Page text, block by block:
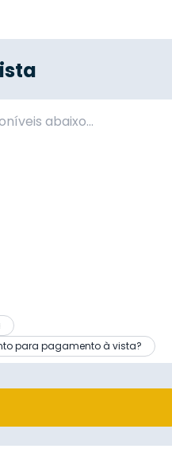
para pagamento à vista?